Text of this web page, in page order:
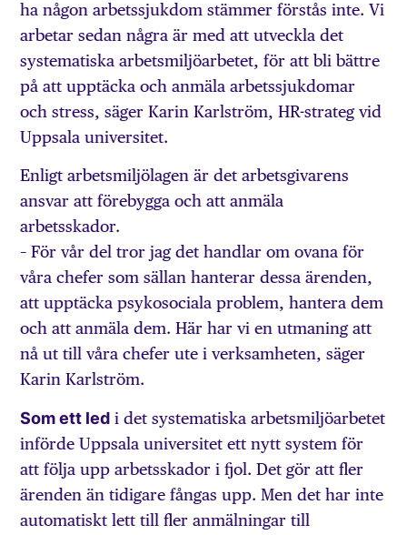
ha någon arbetssjukdom stämmer förstås inte. Vi
arbetar sedan några är med att utveckla det
systematiska arbetsmiljöarbetet, för att bli bättre
på att upptäcka och anmäla arbetssjukdomar
och stress, säger Karin Karlström, HR-strateg vid
Uppsala universitet.
Enligt arbetsmiljölagen är det arbetsgivarens
ansvar att förebygga och att anmäla
arbetsskador.
– För vår del tror jag det handlar om ovana för
våra chefer som sällan hanterar dessa ärenden,
att upptäcka psykosociala problem, hantera dem
och att anmäla dem. Här har vi en utmaning att
nå ut till våra chefer ute i verksamheten, säger
Karin Karlström.
Som ett led i det systematiska arbetsmiljöarbetet
införde Uppsala universitet ett nytt system för
att följa upp arbetsskador i fjol. Det gör att fler
ärenden än tidigare fångas upp. Men det har inte
automatiskt lett till fler anmälningar till